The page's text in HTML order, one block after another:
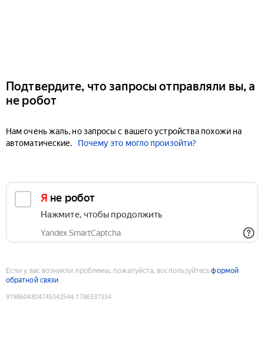
Подтвердите, что запросы отправляли вы, а
не робот
Нам очень жаль, но запросы с вашего устройства похожи на
автоматические.
Почему это могло произойти?
Я не робот
Нажмите, чтобы продолжить
Yandex SmartCaptcha
Если у вас возникли проблемы, пожалуйста, воспользуйтесьформой
обратной связи
9198604804745342544:1786337334